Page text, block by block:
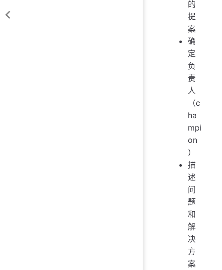
的
提
案
确
定
负
责
人
（c
ha
mpi
on
）
描
述
问
题
和
解
决
方
案